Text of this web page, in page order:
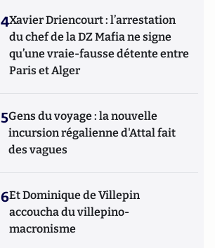
4Xavier Driencourt : l’arrestation
du chef de la DZ Mafia ne signe
qu’une vraie-fausse détente entre
Paris et Alger
5Gens du voyage : la nouvelle
incursion régalienne d'Attal fait
des vagues
6Et Dominique de Villepin
accoucha du villepino-
macronisme